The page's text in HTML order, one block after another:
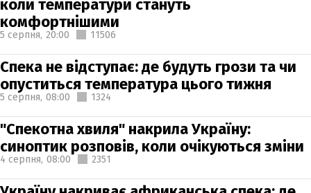
коли температури стануть
комфортнішими
5 серпня, 20:00 11506
Спека не відступає: де будуть грози та чи
опуститься температура цього тижня
5 серпня, 08:00 1324
"Спекотна хвиля" накрила Україну:
синоптик розповів, коли очікуються зміни
4 серпня, 08:00 2351